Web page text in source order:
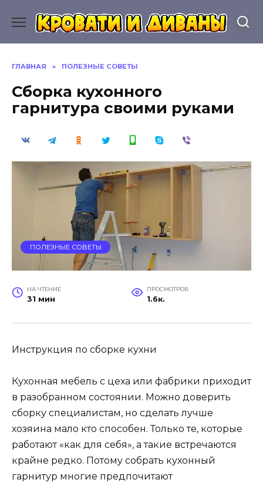
содержанию
ГЛАВНАЯ » ПОЛЕЗНЫЕ СОВЕТЫ
Сборка кухонного
гарнитура своими руками
ПОЛЕЗНЫЕ СОВЕТЫ
НА ЧТЕНИЕ
31 мин
ПРОСМОТРОВ
1.6к.
Инструкция по сборке кухни
Кухонная мебель с цеха или фабрики приходит
в разобранном состоянии. Можно доверить
сборку специалистам, но сделать лучше
хозяина мало кто способен. Только те, которые
работают «как для себя», а такие встречаются
крайне редко. Потому собрать кухонный
гарнитур многие предпочитают